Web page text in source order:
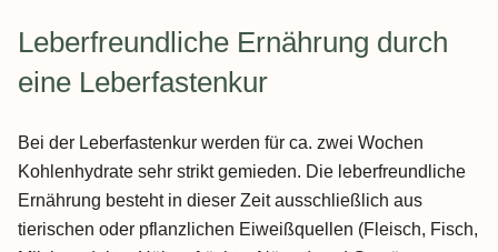
Leberfreundliche Ernährung durch
eine Leberfastenkur
Bei der Leberfastenkur werden für ca. zwei Wochen
Kohlenhydrate sehr strikt gemieden. Die leberfreundliche
Ernährung besteht in dieser Zeit ausschließlich aus
tierischen oder pflanzlichen Eiweißquellen (Fleisch, Fisch,